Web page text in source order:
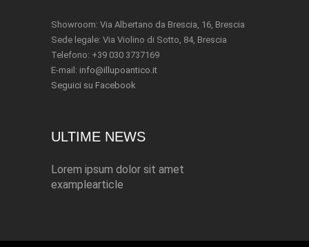
Showroom: Via Albertano da Brescia, 16, Brescia
Sede legale: Via Violino di Sotto, 84, Brescia
Telefono: +39 030 3737169
E-mail: info@illupoantico.it
Seguici su Facebook
ULTIME NEWS
Lorem ipsum dolor sit amet
examplearticle